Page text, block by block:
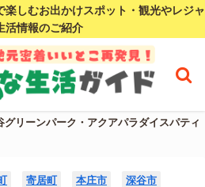
しむお出かけスポット・観光やレジャ
活情報のご紹介
グリーンパーク・アクアパラダイスパティ
寄居町 本庄市 深谷市